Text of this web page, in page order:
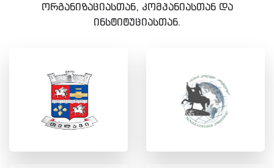
ორგანიზაციასთან, კომპანიასთან და
ინსტიტუციასთან.